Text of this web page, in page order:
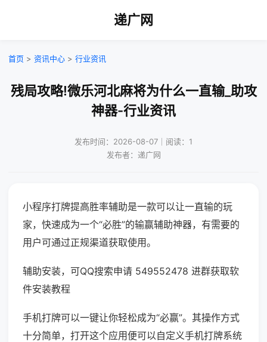
递广网
首页 > 资讯中心 > 行业资讯
残局攻略!微乐河北麻将为什么一直输_助攻
神器-行业资讯
发布时间：2026-08-07｜阅读：1
发布者：递广网
小程序打牌提高胜率辅助是一款可以让一直输的玩
家，快速成为一个“必胜”的输赢辅助神器，有需要的
用户可通过正规渠道获取使用。
辅助安装，可QQ搜索申请 549552478 进群获取软
件安装教程
手机打牌可以一键让你轻松成为“必赢”。其操作方式
十分简单，打开这个应用便可以自定义手机打牌系统